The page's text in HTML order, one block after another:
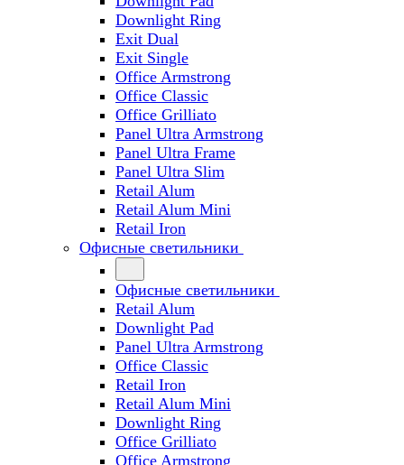
Downlight Ring
Exit Dual
Exit Single
Office Armstrong
Office Classic
Office Grilliato
Panel Ultra Armstrong
Panel Ultra Frame
Panel Ultra Slim
Retail Alum
Retail Alum Mini
Retail Iron
Офисные светильники
Офисные светильники
Retail Alum
Downlight Pad
Panel Ultra Armstrong
Office Classic
Retail Iron
Retail Alum Mini
Downlight Ring
Office Grilliato
Office Armstrong